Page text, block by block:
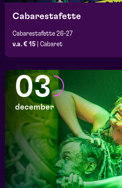
Cabarestafette
Cabarestafette 26-27
v.a. € 15
Cabaret
03
december